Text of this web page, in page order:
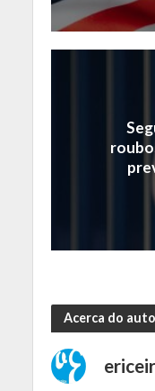
Acerca do